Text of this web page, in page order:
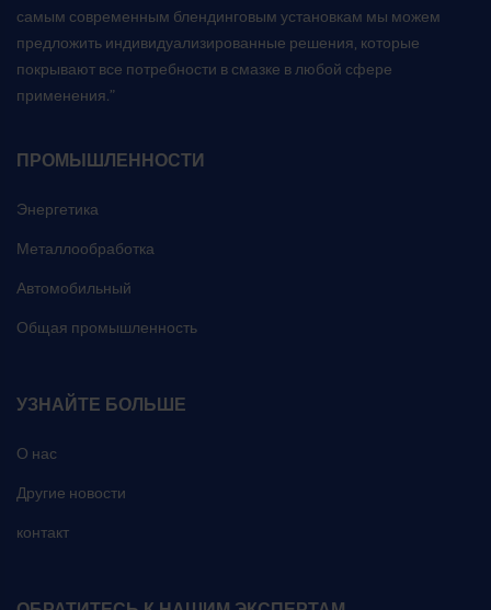
самым современным блендинговым установкам мы можем
предложить индивидуализированные решения, которые
покрывают все потребности в смазке в любой сфере
применения.”
ПРОМЫШЛЕННОСТИ
Энергетика
Металлообработка
Автомобильный
Общая промышленность
УЗНАЙТЕ БОЛЬШЕ
О нас
Другие новости
контакт